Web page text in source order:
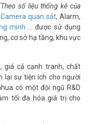
hãng
DHI-
bán chạy số 3 toàn
đưa ra sản
nhiều ưu điểm như có
số liệu thống kê của
Camera quan sát, Alarm,
minh … được sử dụng
cơ sở hạ tầng, khu vực
giá cả cạnh tranh, chất
lại sự tiện ích cho người
có một đội ngũ R&D
tối đa hóa giá trị cho